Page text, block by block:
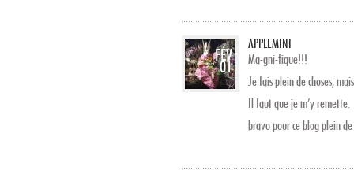
FÉV
01
APPLEMINI
Ma-gni-fique!!!
Je fais plein de choses,
Il faut que je m’y remette.
bravo pour ce blog plein